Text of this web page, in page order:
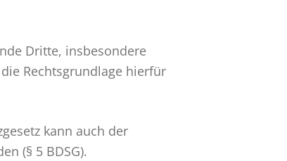
Dritte, insbesondere
Rechtsgrundlage hierfür
kann auch der
(§ 5 BDSG).